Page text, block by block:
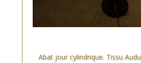
Abat jour cylindrique. Tissu